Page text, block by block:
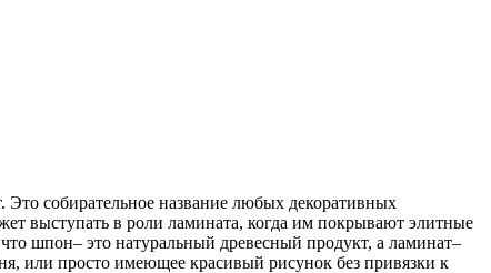
собирательное название любых декоративных
выступать в роли ламината, когда им покрывают элитные
шпон– это натуральный древесный продукт, а ламинат–
или просто имеющее красивый рисунок без привязки к